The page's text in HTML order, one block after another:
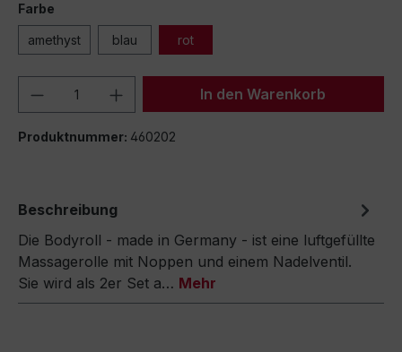
Farbe
amethyst blau rot
Produkt Anzahl: Gib denIn den Warenkorb
Produktnummer: 460202
Beschreibung
Die Bodyroll - made in Germany - ist eine luftgefüllte
Massagerolle mit Noppen und einem Nadelventil.
Sie wird als 2er Set a… Mehr